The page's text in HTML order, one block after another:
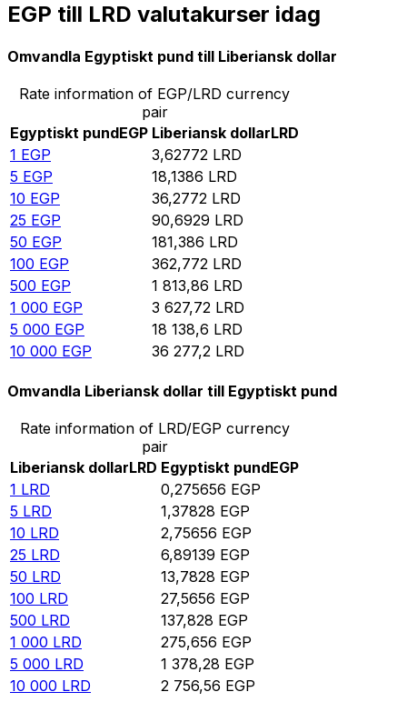
EGP till LRD valutakurser idag
Omvandla Egyptiskt pund till Liberiansk dollar
Rate information of EGP/LRD currency
pair
Egyptiskt pundEGP Liberiansk dollarLRD
1 EGP 3,62772 LRD
5 EGP 18,1386 LRD
10 EGP 36,2772 LRD
25 EGP 90,6929 LRD
50 EGP 181,386 LRD
100 EGP 362,772 LRD
500 EGP 1 813,86 LRD
1 000 EGP 3 627,72 LRD
5 000 EGP 18 138,6 LRD
10 000 EGP 36 277,2 LRD
Omvandla Liberiansk dollar till Egyptiskt pund
Rate information of LRD/EGP currency
pair
Liberiansk dollarLRD Egyptiskt pundEGP
1 LRD 0,275656 EGP
5 LRD 1,37828 EGP
10 LRD 2,75656 EGP
25 LRD 6,89139 EGP
50 LRD 13,7828 EGP
100 LRD 27,5656 EGP
500 LRD 137,828 EGP
1 000 LRD 275,656 EGP
5 000 LRD 1 378,28 EGP
10 000 LRD 2 756,56 EGP